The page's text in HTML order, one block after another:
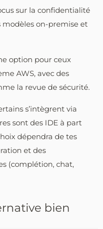
sur la confidentialité
modèles on-premise et
option pour ceux
AWS, avec des
la revue de sécurité.
s’intègrent via
sont des IDE à part
dépendra de tes
et des
(complétion, chat,
bien